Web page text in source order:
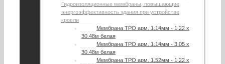
Гидроизоляционные мембраны, повышающие
энергоэффективность здания при устройстве
кровли
Мембрана TPO арм. 1.14мм - 1.22 х
30.48м белая
Мембрана TPO арм. 1.14мм - 3.05 х
30.48м белая
Мембрана TPO арм. 1.52мм - 1.22 х